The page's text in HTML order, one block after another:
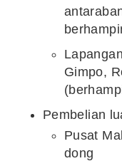
Gimpo,
Pembelian
Pusat
dong